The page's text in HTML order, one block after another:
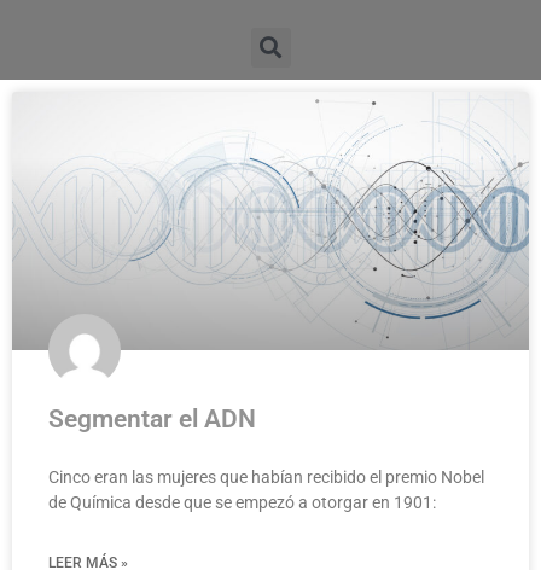
Segmentar el ADN
Cinco eran las mujeres que habían recibido el premio Nobel
de Química desde que se empezó a otorgar en 1901:
LEER MÁS »